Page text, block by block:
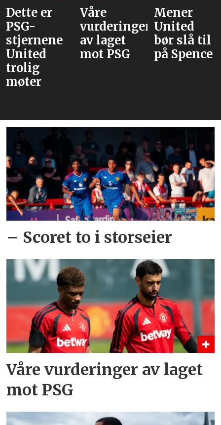
Dette er
PSG-
stjernene
United
trolig
møter
Våre
vurderinger
av laget
mot PSG
Mener
United
bør slå til
på Spence
– Scoret to i storseier
Våre vurderinger av laget
mot PSG